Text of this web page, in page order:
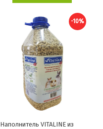
-10%
Наполнитель VITALINE из